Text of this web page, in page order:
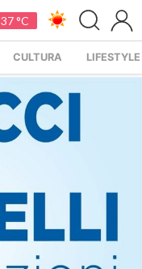
37 °C
CULTURA LIFESTYLE